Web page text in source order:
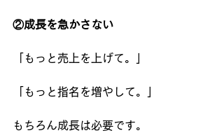
②成長を急かさない
「もっと売上を上げて。」
「もっと指名を増やして。」
もちろん成長は必要です。